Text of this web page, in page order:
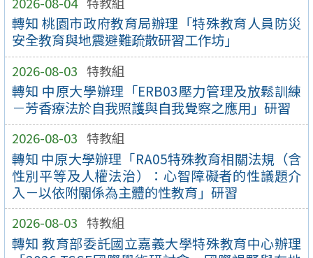
轉知 桃園市政府教育局辦理「特殊教育人員防災
安全教育與地震避難疏散研習工作坊」
2026-08-03 特教組
轉知 中原大學辦理「ERB03壓力管理及放鬆訓練
－芳香療法於自我照護與自我覺察之應用」研習
2026-08-03 特教組
轉知 中原大學辦理「RA05特殊教育相關法規（含
性別平等及人權法治）：心智障礙者的性議題介
入－以依附關係為主體的性教育」研習
2026-08-03 特教組
轉知 教育部委託國立嘉義大學特殊教育中心辦理